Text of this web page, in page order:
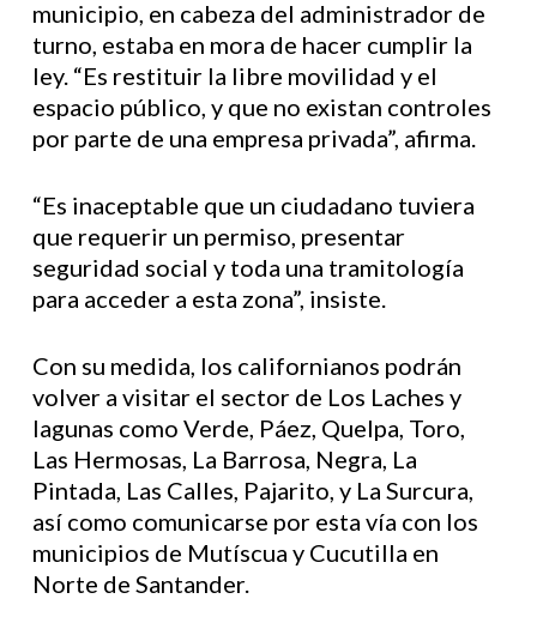
municipio, en cabeza del administrador de
turno, estaba en mora de hacer cumplir la
ley. “Es restituir la libre movilidad y el
espacio público, y que no existan controles
por parte de una empresa privada”, afirma.
“Es inaceptable que un ciudadano tuviera
que requerir un permiso, presentar
seguridad social y toda una tramitología
para acceder a esta zona”, insiste.
Con su medida, los californianos podrán
volver a visitar el sector de Los Laches y
lagunas como Verde, Páez, Quelpa, Toro,
Las Hermosas, La Barrosa, Negra, La
Pintada, Las Calles, Pajarito, y La Surcura,
así como comunicarse por esta vía con los
municipios de Mutíscua y Cucutilla en
Norte de Santander.